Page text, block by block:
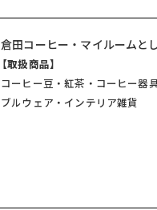
倉田コーヒー・マイルームと
【取扱商品】
コーヒー豆・紅茶・コーヒー器
ブルウェア・インテリア雑貨